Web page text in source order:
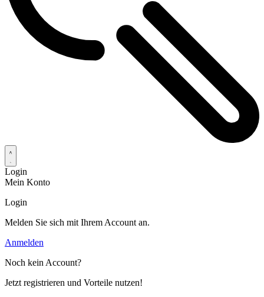
Login
Mein Konto
Login
Melden Sie sich mit Ihrem Account an.
Anmelden
Noch kein Account?
Jetzt registrieren und Vorteile nutzen!